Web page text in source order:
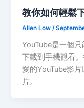
教你如何輕鬆
Allen Low /
YouTube是一個
下載到手機觀看
愛的YouTube影
片。